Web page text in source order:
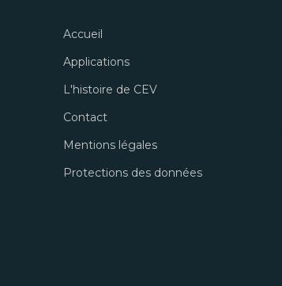
Accueil
Applications
L'histoire de CEV
Contact
Mentions légales
Protections des données